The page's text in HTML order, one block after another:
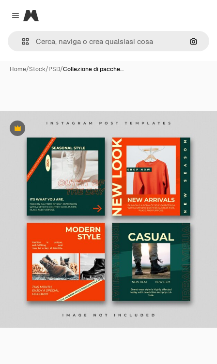
Close menu
Magnific
Cerca
Home/Stock/PSD/Collezione di pacche…
Premium